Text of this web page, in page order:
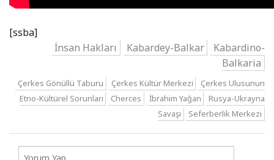
[ssba]
İnsan Hakları
Kabardey-Balkar
Kabardino-
Balkaria
Çerkes Gönüllü Taburu Çerkes Kültür Merkezi
Çerkes Ulusunun
Etno-Kültürel Sorunları
Cherces İbrahim Yağan
Rusya-Ukrayna
Savaşı
Seferberlik Merkezi